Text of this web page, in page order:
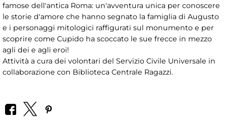
famose dell'antica Roma: un'avventura unica per conoscere
le storie d'amore che hanno segnato la famiglia di Augusto
e i personaggi mitologici raffigurati sul monumento e per
scoprire come Cupido ha scoccato le sue frecce in mezzo
agli dei e agli eroi!
Attività a cura dei volontari del Servizio Civile Universale in
collaborazione con Biblioteca Centrale Ragazzi.